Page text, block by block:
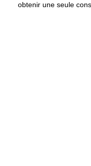
obtenir une seule